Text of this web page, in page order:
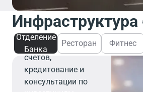
Инфраструктура
Отделение
Банка
Ресторан Фитнес
предлагает
широкий спектр
финансовых услуг,
включая открытие
счетов,
кредитование и
консультации по